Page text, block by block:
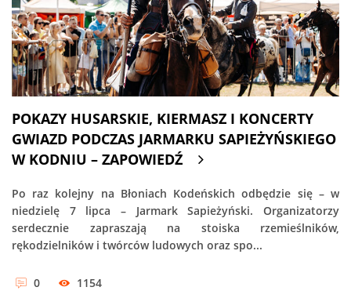
POKAZY HUSARSKIE, KIERMASZ I KONCERTY
GWIAZD PODCZAS JARMARKU SAPIEŻYŃSKIEGO
W KODNIU – ZAPOWIEDŹ
Po raz kolejny na Błoniach Kodeńskich odbędzie się – w
niedzielę 7 lipca – Jarmark Sapieżyński. Organizatorzy
serdecznie zapraszają na stoiska rzemieślników,
rękodzielników i twórców ludowych oraz spo...
0 1154